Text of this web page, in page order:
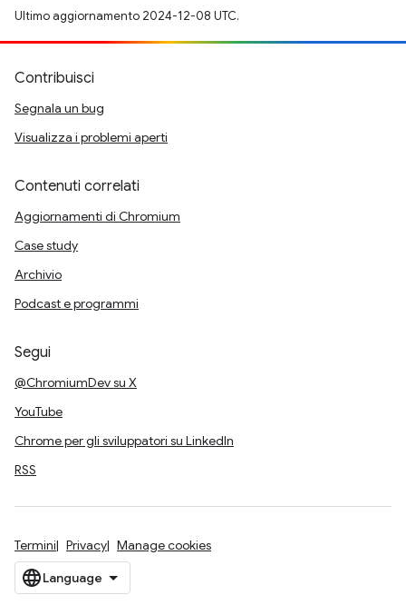
Ultimo aggiornamento 2024-12-08 UTC.
Contribuisci
Segnala un bug
Visualizza i problemi aperti
Contenuti correlati
Aggiornamenti di Chromium
Case study
Archivio
Podcast e programmi
Segui
@ChromiumDev su X
YouTube
Chrome per gli sviluppatori su LinkedIn
RSS
Termini Privacy Manage cookies